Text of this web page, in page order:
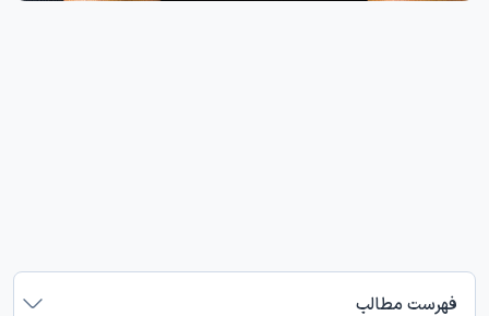
فهرست مطالب